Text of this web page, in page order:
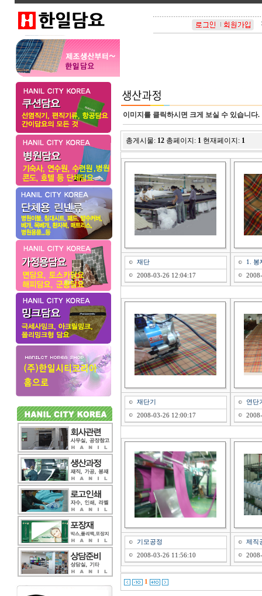
이미지를 클릭하시면 크게 보실 수 있습니다.
총게시물: 12 총페이지: 1 현재페이지: 1
재단
2008-03-26 12:04:17
1. 봉
재단기
2008-03-26 12:00:17
연단
기모공정
2008-03-26 11:56:10
제직
1